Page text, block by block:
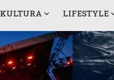
KULTURA LIFESTYLE